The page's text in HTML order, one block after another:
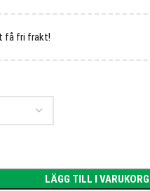
få fri frakt!
LÄGG TILL I VARUKORG